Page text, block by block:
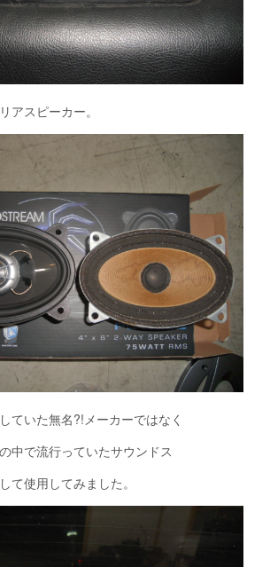
アスピーカー。
ていた無名?!メーカーではなく
中で流行っていたサウンドス
て使用してみました。